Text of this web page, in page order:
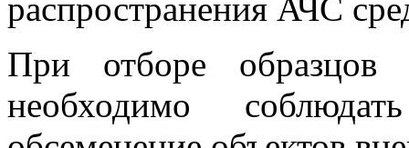
распространения АЧС
При отборе образцов
необходимо